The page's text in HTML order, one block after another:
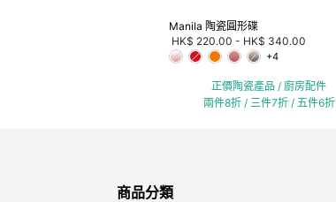
Manila 陶瓷圓形碟
HK$ 220.00 - HK$ 340.00
+4
正價陶瓷產品 / 廚房配件
兩件8折 / 三件7折 / 五件6折
商品分類